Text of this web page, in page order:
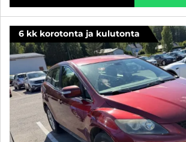
6 kk korotonta ja kulutonta